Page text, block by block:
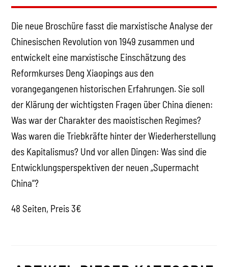
Die neue Broschüre fasst die marxistische Analyse der
Chinesischen Revolution von 1949 zusammen und
entwickelt eine marxistische Einschätzung des
Reformkurses Deng Xiaopings aus den
vorangegangenen historischen Erfahrungen. Sie soll
der Klärung der wichtigsten Fragen über China dienen:
Was war der Charakter des maoistischen Regimes?
Was waren die Triebkräfte hinter der Wiederherstellung
des Kapitalismus? Und vor allen Dingen: Was sind die
Entwicklungsperspektiven der neuen „Supermacht
China“?
48 Seiten, Preis 3€